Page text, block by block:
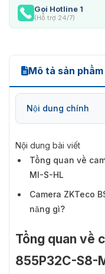
Gọi Hotline 1
(Hỗ trợ 24/7)
Mô tả sản phẩm
Nội dung chính
Nội dung bài viết
Tổng quan về
MI-S-HL
Camera ZKTeco
năng gì?
Tổng quan về
855P32C-S8-